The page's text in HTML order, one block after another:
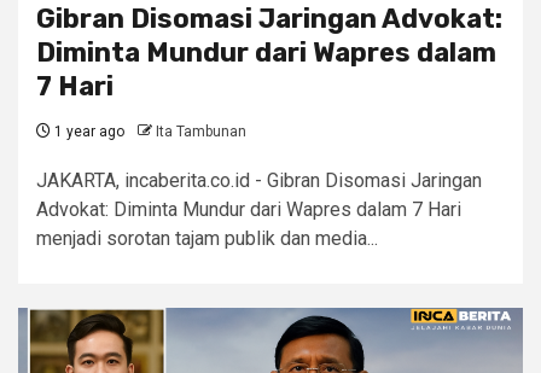
Gibran Disomasi Jaringan Advokat:
Diminta Mundur dari Wapres dalam
7 Hari
1 year ago Ita Tambunan
JAKARTA, incaberita.co.id - Gibran Disomasi Jaringan
Advokat: Diminta Mundur dari Wapres dalam 7 Hari
menjadi sorotan tajam publik dan media...